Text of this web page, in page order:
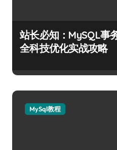
站长必知：MySQL事
全科技优化实战攻略
MySql教程